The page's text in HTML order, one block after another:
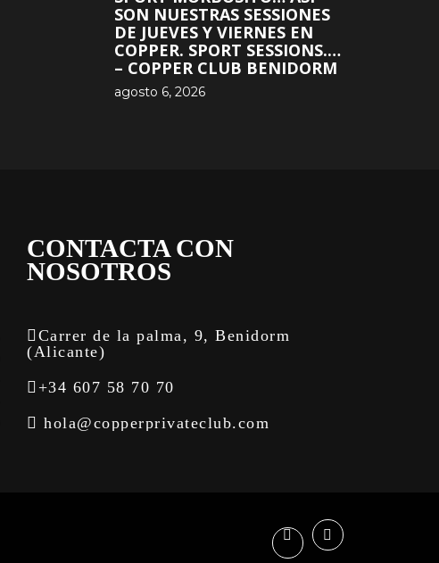
SON NUESTRAS SESSIONES
DE JUEVES Y VIERNES EN
COPPER. SPORT SESSIONS.…
– COPPER CLUB BENIDORM
agosto 6, 2026
CONTACTA CON
NOSOTROS
Carrer de la palma, 9, Benidorm
(Alicante)
+34 607 58 70 70
hola@copperprivateclub.com